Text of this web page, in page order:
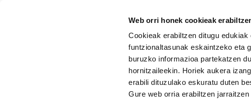
Web orri honek cookieak
Cookieak erabiltzen ditugu
funtzionaltasunak eskaintzeko eta
buruzko informazioa partekatzen
hornitzaileekin. Horiek aukera
erabili dituzulako eskuratu duten
Gure web orria erabiltzen
Dokumentazio zentrua Enbata + Alda!